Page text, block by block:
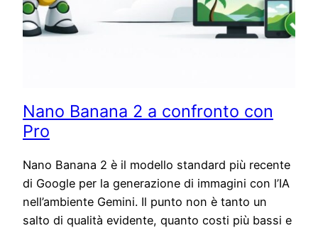
Nano Banana 2 a confronto con
Pro
Nano Banana 2 è il modello standard più recente
di Google per la generazione di immagini con l’IA
nell’ambiente Gemini. Il punto non è tanto un
salto di qualità evidente, quanto costi più bassi e